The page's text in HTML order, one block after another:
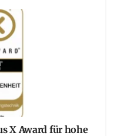
X Award für hohe